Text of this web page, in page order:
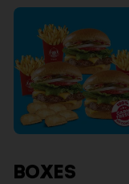
BOXES